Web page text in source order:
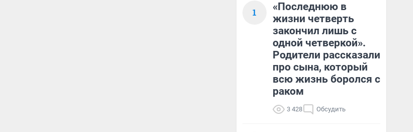
1
«Последнюю в
жизни четверть
закончил лишь с
одной четверкой».
Родители рассказали
про сына, который
всю жизнь боролся с
раком
3 428 Обсудить